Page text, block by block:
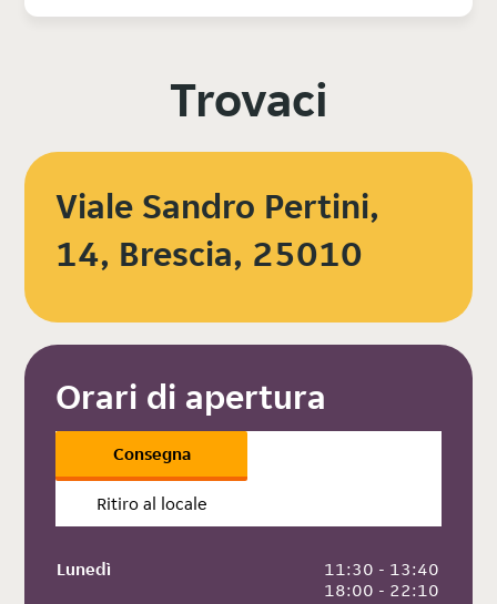
Trovaci
Viale Sandro Pertini,
14, Brescia, 25010
Orari di apertura
Consegna
Ritiro al locale
Lunedì
11:30 - 13:40
18:00 - 22:10